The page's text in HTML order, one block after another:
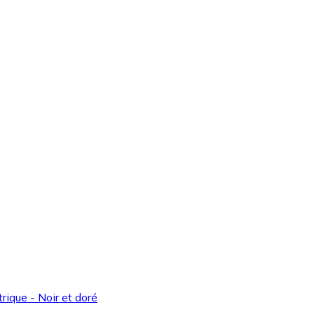
- Noir et doré